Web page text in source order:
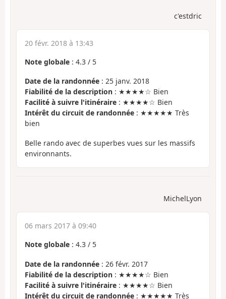
c'estdric
20 févr. 2018 à 13:43
Note globale : 4.3 / 5
Date de la randonnée : 25 janv. 2018
Fiabilité de la description : ★★★★☆ Bien
Facilité à suivre l'itinéraire : ★★★★☆ Bien
Intérêt du circuit de randonnée : ★★★★★ Très
bien
Belle rando avec de superbes vues sur les massifs
environnants.
MichelLyon
06 mars 2017 à 09:40
Note globale : 4.3 / 5
Date de la randonnée : 26 févr. 2017
Fiabilité de la description : ★★★★☆ Bien
Facilité à suivre l'itinéraire : ★★★★☆ Bien
Intérêt du circuit de randonnée : ★★★★★ Très